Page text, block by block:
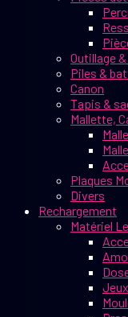
Outillage
Piles &
Canon
Tapis &
Mallette,
Plaques
Divers
Rechargement
Matériel